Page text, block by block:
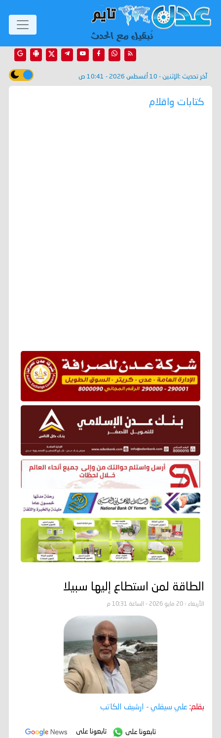
آخر تحديث : الإثنين - 10 أغسطس 2026 - 10:41 ص
كتابات واقلام
الطاقة لمن استطاع إليها سبيلا
الأربعاء - 20 مايو 2026 - الساعة 10:31 م
بقلم: علي سيقلي - ارشيف الكاتب
تابعونا على تابعونا على